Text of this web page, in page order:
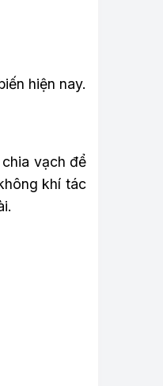
hiện nay.
vạch để
khí tác